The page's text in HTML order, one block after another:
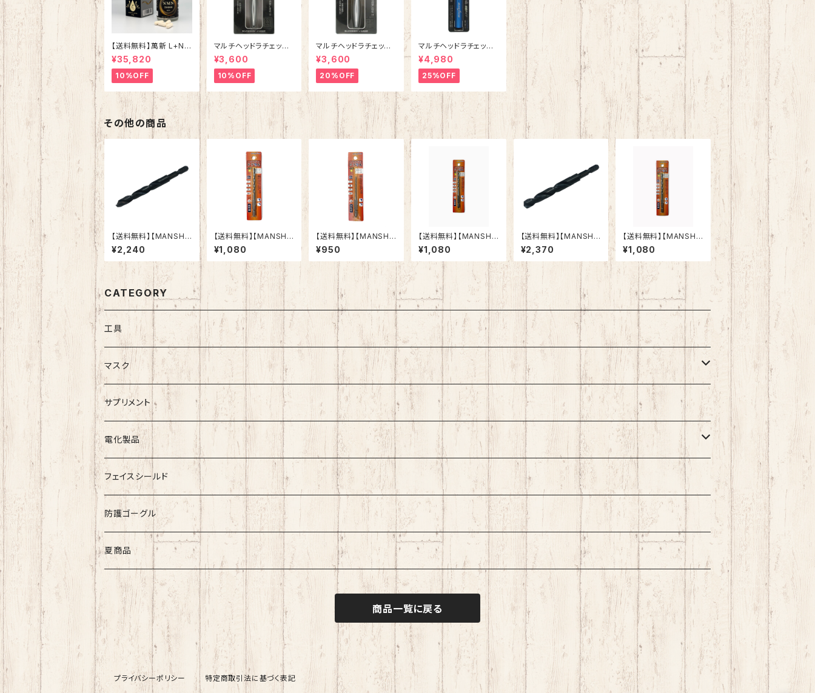
【送料無料】萬新 L+NM
N 20000 サプリメント
コエンザイムQ10 ヒフ
ワンステムなど美容成
分配合 国内製造 日本
産 送料無料 安心 安全
¥35,820
10%OFF
マルチヘッドラチェット
MRS-1【ソケット用】
¥3,600
10%OFF
マルチヘッドラチェット
ドライバー MRD-1【ビ
ット用】
¥3,600
20%OFF
マルチヘッドラチェット
伸縮タイプ MRS-1H
【ソケット用】
¥4,980
25%OFF
その他の商品
【送料無料】【MANSHI
N】鉄工ドリル 六角軸
鉄・アルミ・木材（適応被
削材） インパクトドライ
バー 電動ドリル 多用途
ビット クロスシンニング
加工 作業効率向上 (1
0.0ｍｍ)
¥2,240
【送料無料】【MANSHI
N】コンクリートドリル
ドリマル 5.3mm 六
角軸 陶器タイル 木
材 ブロック モルタル
インパクトドライバ
ー 電動ドリル 多用
途ビット クロスシンニ
ング加工 切れ味抜
群 作業効率向上
¥1,080
【送料無料】【MANSHI
N】コンクリートドリル
ドリマル 3.5mm 六
角軸 陶器タイル 木
材 ブロック モルタル
インパクトドライバ
ー 電動ドリル 多用
途ビット クロスシンニ
ング加工 切れ味抜
群 作業効率向上
¥950
【送料無料】【MANSHI
N】コンクリートドリル
ドリマル 5.5mm 六
角軸 陶器タイル 木
材 ブロック モルタル
インパクトドライバ
ー 電動ドリル 多用
途ビット クロスシンニ
ング加工 切れ味抜
群 作業効率向上
¥1,080
【送料無料】【MANSHI
N】鉄工ドリル 六角軸
鉄・アルミ・木材（適応被
削材） インパクトドライ
バー 電動ドリル 多用途
ビット クロスシンニング
加工 作業効率向上 (11.
0ｍｍ)
¥2,370
【送料無料】【MANSHI
N】コンクリートドリル
ドリマル 6.5mm 六
角軸 陶器タイル 木
材 ブロック モルタル
インパクトドライバ
ー 電動ドリル 多用
途ビット クロスシンニ
ング加工 切れ味抜
群 作業効率向上
¥1,080
CATEGORY
工具
マスク
シルクマスク
シルクマスク・付属品
不織布マスク
サプリメント
電化製品
スポットクーラー
フェイスシールド
防護ゴーグル
夏商品
商品一覧に戻る
プライバシーポリシー 特定商取引法に基づく表記